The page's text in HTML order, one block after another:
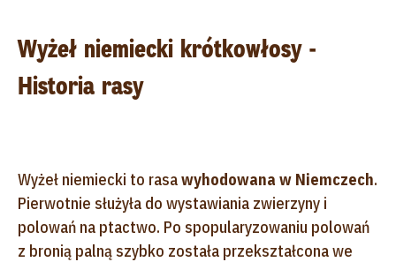
Wyżeł niemiecki krótkowłosy -
Historia rasy
Wyżeł niemiecki to rasawyhodowana w Niemczech.
Pierwotnie służyła do wystawiania zwierzyny i
polowań na ptactwo. Po spopularyzowaniu polowań
z bronią palną szybko została przekształcona we